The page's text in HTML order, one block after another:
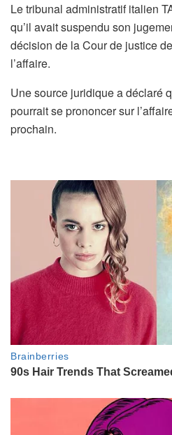
Le tribunal administratif italien
qu’il avait suspendu son
décision de la Cour de justice
l’affaire.
Une source juridique a déclaré
pourrait se prononcer sur
prochain.